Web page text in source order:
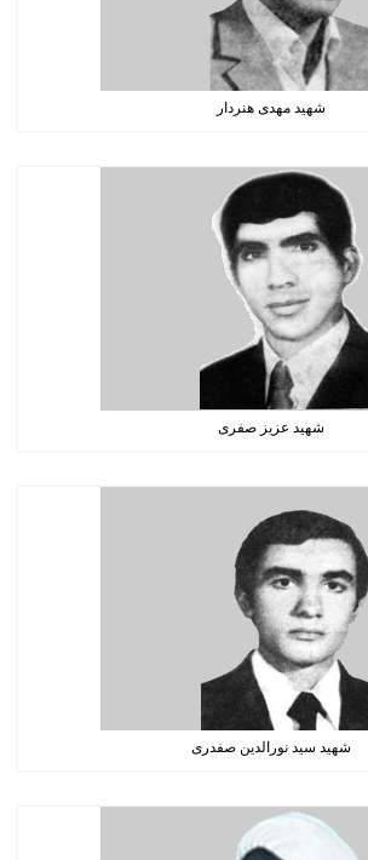
شهید مهدی هنردار
شهید عزیز صفری
شهید سید نورالدین صفدری